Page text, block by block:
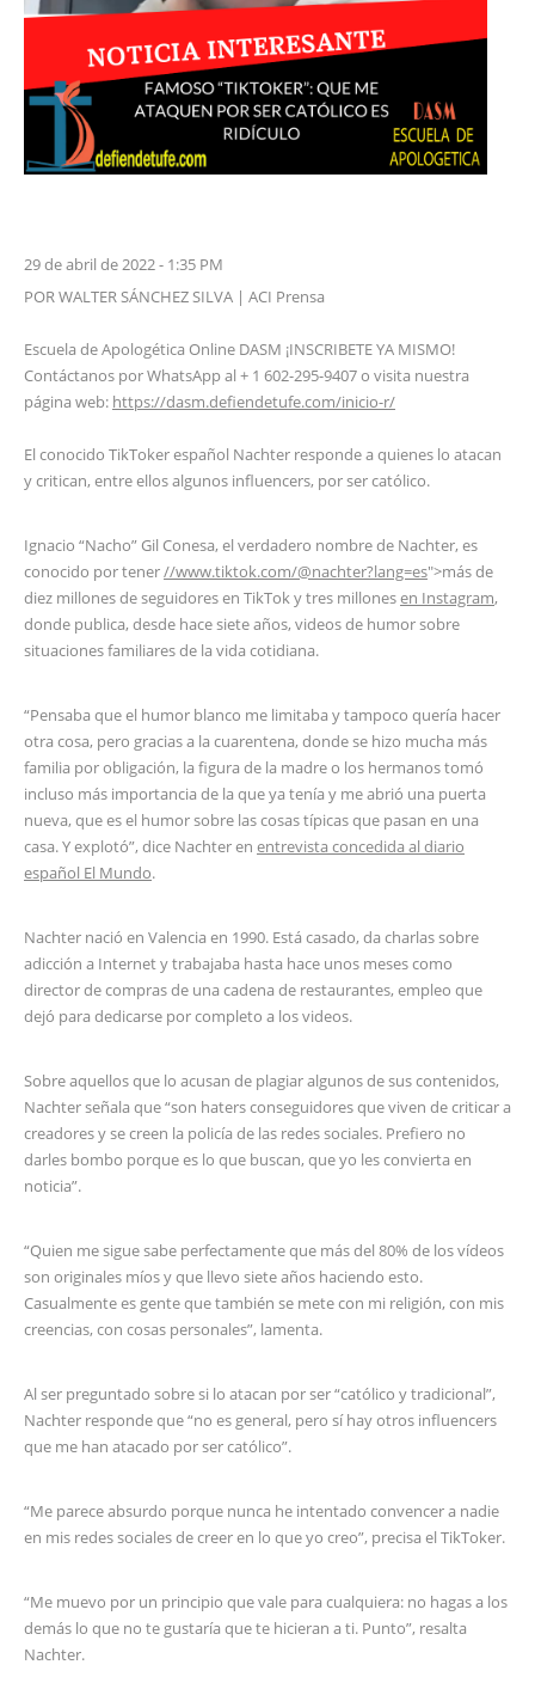
29 de abril de 2022 - 1:35 PM
POR WALTER SÁNCHEZ SILVA | ACI Prensa
Escuela de Apologética Online DASM ¡INSCRIBETE YA MISMO!
Contáctanos por WhatsApp al + 1 602-295-9407 o visita nuestra
página web: https://dasm.defiendetufe.com/inicio-r/
El conocido TikToker español Nachter responde a quienes lo atacan
y critican, entre ellos algunos influencers, por ser católico.
Ignacio “Nacho” Gil Conesa, el verdadero nombre de Nachter, es
conocido por tener//www.tiktok.com/@nachter?lang=es">más de
diez millones de seguidores en TikTok y tres millonesen Instagram,
donde publica, desde hace siete años, videos de humor sobre
situaciones familiares de la vida cotidiana.
“Pensaba que el humor blanco me limitaba y tampoco quería hacer
otra cosa, pero gracias a la cuarentena, donde se hizo mucha más
familia por obligación, la figura de la madre o los hermanos tomó
incluso más importancia de la que ya tenía y me abrió una puerta
nueva, que es el humor sobre las cosas típicas que pasan en una
casa. Y explotó”, dice Nachter en entrevista concedida al diario
español El Mundo.
Nachter nació en Valencia en 1990. Está casado, da charlas sobre
adicción a Internet y trabajaba hasta hace unos meses como
director de compras de una cadena de restaurantes, empleo que
dejó para dedicarse por completo a los videos.
Sobre aquellos que lo acusan de plagiar algunos de sus contenidos,
Nachter señala que “son haters conseguidores que viven de criticar a
creadores y se creen la policía de las redes sociales. Prefiero no
darles bombo porque es lo que buscan, que yo les convierta en
noticia”.
“Quien me sigue sabe perfectamente que más del 80% de los vídeos
son originales míos y que llevo siete años haciendo esto.
Casualmente es gente que también se mete con mi religión, con mis
creencias, con cosas personales”, lamenta.
Al ser preguntado sobre si lo atacan por ser “católico y tradicional”,
Nachter responde que “no es general, pero sí hay otros influencers
que me han atacado por ser católico”.
“Me parece absurdo porque nunca he intentado convencer a nadie
en mis redes sociales de creer en lo que yo creo”, precisa el TikToker.
“Me muevo por un principio que vale para cualquiera: no hagas a los
demás lo que no te gustaría que te hicieran a ti. Punto”, resalta
Nachter.